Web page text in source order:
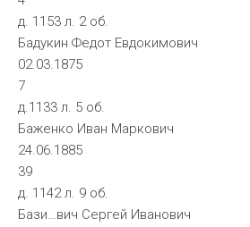
д. 1153 л. 2 об.
Бадукин Федот Евдокимович
02.03.1875
7
д.1133 л. 5 об.
Баженко Иван Маркович
24.06.1885
39
д. 1142 л. 9 об.
Бази…вич Сергей Иванович